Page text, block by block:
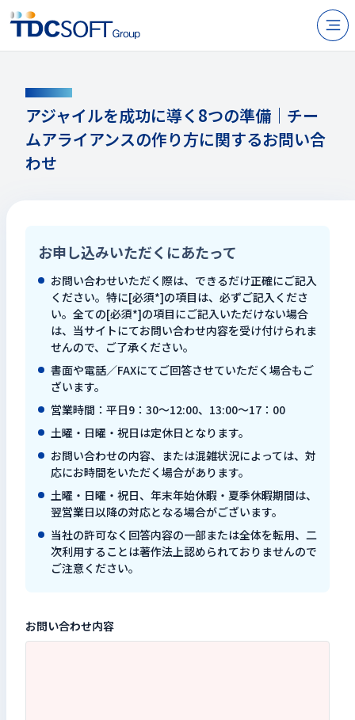
企業情報
採用
IR情報
お問い合わせ
JP
検索キーワードを入力
閉じる
CONTACT
アジャイルを成功に導く8つの準備｜チー
ムアライアンスの作り方に関するお問い合
わせ
お申し込みいただくにあたって
お問い合わせいただく際は、できるだけ正確にご記入
ください。特に[必須*]の項目は、必ずご記入くださ
い。全ての[必須*]の項目にご記入いただけない場合
は、当サイトにてお問い合わせ内容を受け付けられま
せんので、ご了承ください。
書面や電話／FAXにてご回答させていただく場合もご
ざいます。
営業時間：平日9：30～12:00、13:00～17：00
土曜・日曜・祝日は定休日となります。
お問い合わせの内容、または混雑状況によっては、対
応にお時間をいただく場合があります。
土曜・日曜・祝日、年末年始休暇・夏季休暇期間は、
翌営業日以降の対応となる場合がございます。
当社の許可なく回答内容の一部または全体を転用、二
次利用することは著作法上認められておりませんので
ご注意ください。
お問い合わせ内容